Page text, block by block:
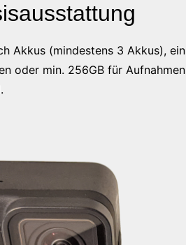
Akkus (mindestens 3 Akkus), ein
oder min. 256GB für